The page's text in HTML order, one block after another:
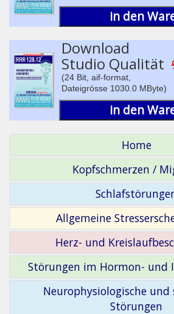
in den
Download
Studio Qualität
(24 Bit, aif-format,
Dateigrösse 1030.0 MByte)
in den
Home
Kopfschmerzen /
Allgemeine
Herz- und
Störungen im Hormon- und
Neurophysiologische und
Störungen